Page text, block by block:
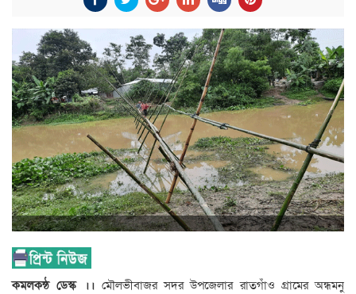
কমলকন্ঠ ডেস্ক ।। মৌলভীবাজর সদর উপজেলার রাতগাঁও গ্রামের অন্ধমনু